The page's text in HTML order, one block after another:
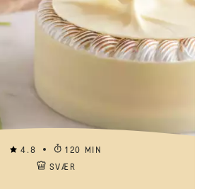
4.8
120 MIN
SVÆR